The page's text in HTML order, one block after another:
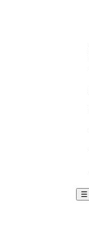
☰